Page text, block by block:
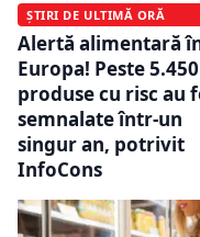
ȘTIRI DE ULTIMĂ ORĂ
Alertă alimentară
Europa! Peste
produse cu risc au
semnalate într-un
singur an, potrivit
InfoCons